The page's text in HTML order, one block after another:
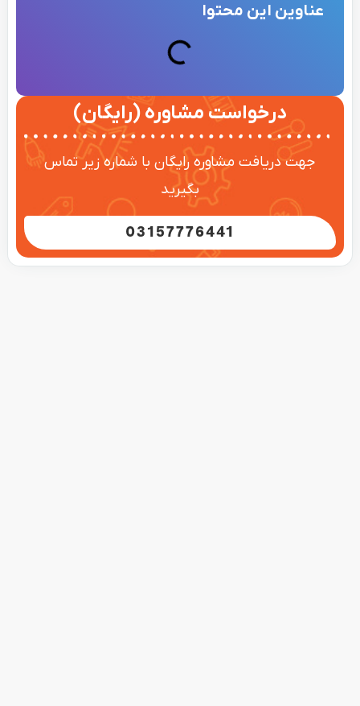
عناوین این محتوا
درخواست مشاوره (رایگان)
جهت دریافت مشاوره رایگان با شماره زیر تماس
بگیرید
03157776441